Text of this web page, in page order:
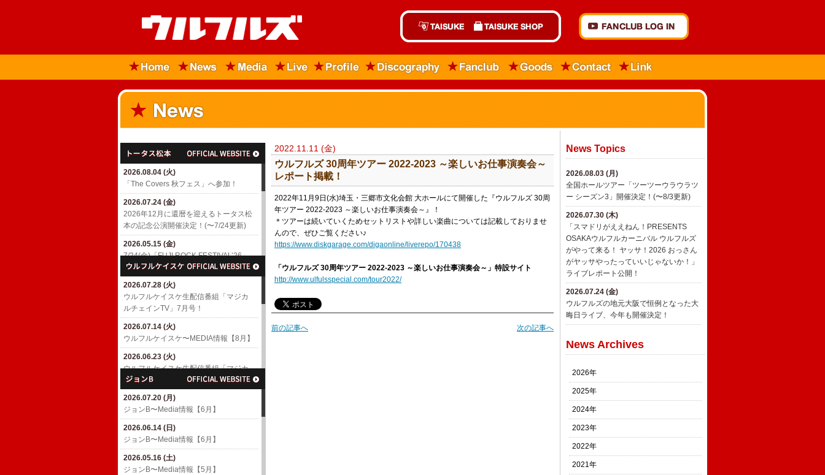
2026.08.04 (火)
「The Covers 秋フェス」へ参加！
2026.07.24 (金)
2026年12月に還暦を迎えるトータス松
本の記念公演開催決定！(〜7/24更新)
2026.05.15 (金)
7/24(金)「FUJI ROCK FESTIVAL’26」
出演決定！
2026.04.18 (土)
6/10(水)「MUSIC AWARDS JAPAN
WEEK SPECIAL LIVE A Tribute to
EIICHI OHTAKI」出演決定！
2026.04.01 (水)
7/4(土)「浜崎貴司 GACHIスペシャル」
2026.03.06 (金)
渡辺満里奈アルバム「Ring-a-Bell 30th
Anniversary Deluxe Edition」
2026.02.27 (金)
3/4(水)パラスポーツアニメテーマ曲
「スーパーヒーロー」配信リリース決
定！
2026.07.28 (火)
ウルフルケイスケ生配信番組「マジカ
ルチェインTV」7月号！
2026.07.14 (火)
​ウルフルケイスケ〜MEDIA情報【8月】
2026.06.23 (火)
ウルフルケイスケ生配信番組「マジカ
ルチェインTV」6月号！
2026.06.17 (水)
​ウルフルケイスケ〜MEDIA情報【6月】
2026.05.11 (月)
ウルフルケイスケ生配信番組「マジカ
ルチェインTV」5月号！
2026.04.23 (木)
2026.07.20 (月)
ジョンB〜Media情報【6月】
2026.06.14 (日)
ジョンB〜Media情報【6月】
2026.05.16 (土)
ジョンB〜Media情報【5月】
2022.11.11 (金)
ウルフルズ 30周年ツアー 2022-2023 ～楽しいお仕事演奏会～
レポート掲載！
2022年11月9日(水)埼玉・三郷市文化会館 大ホールにて開催した『ウルフルズ 30周
年ツアー 2022-2023 ～楽しいお仕事演奏会～』！
＊ツアーは続いていくためセットリストや詳しい楽曲については記載しておりませ
んので、ぜひご覧ください♪
https://www.diskgarage.com/digaonline/liverepo/170438
「ウルフルズ 30周年ツアー 2022-2023 ～楽しいお仕事演奏会～」特設サイト
http://www.ulfulsspecial.com/tour2022/
前の記事へ 次の記事へ
News Topics
2026.08.03 (月)
全国ホールツアー「ツーツーウラウラツ
ー シーズン3」開催決定！(〜8/3更新)
2026.07.30 (木)
「スマドリがええねん！PRESENTS
OSAKAウルフルカーニバル ウルフルズ
がやって来る！ ヤッサ！2026 おっさん
がヤッサやったっていいじゃないか！」
ライブレポート公開！
2026.07.24 (金)
ウルフルズの地元大阪で恒例となった大
晦日ライブ、今年も開催決定！
News Archives
2026年
2025年
2024年
2023年
2022年
2021年